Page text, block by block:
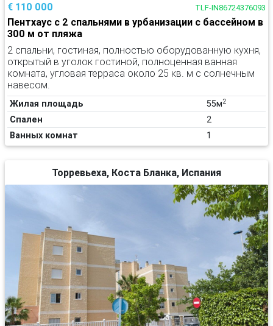
€ 110 000 TLF-IN86724376093
Пентхаус с 2 спальнями в урбанизации с бассейном в
300 м от пляжа
2 спальни, гостиная, полностью оборудованную кухня,
открытый в уголок гостиной, полноценная ванная
комната, угловая терраса около 25 кв. м с солнечным
навесом.
Жилая площадь 55м2
Спален
2
Ванных комнат
1
Торревьеха, Коста Бланка, Испания